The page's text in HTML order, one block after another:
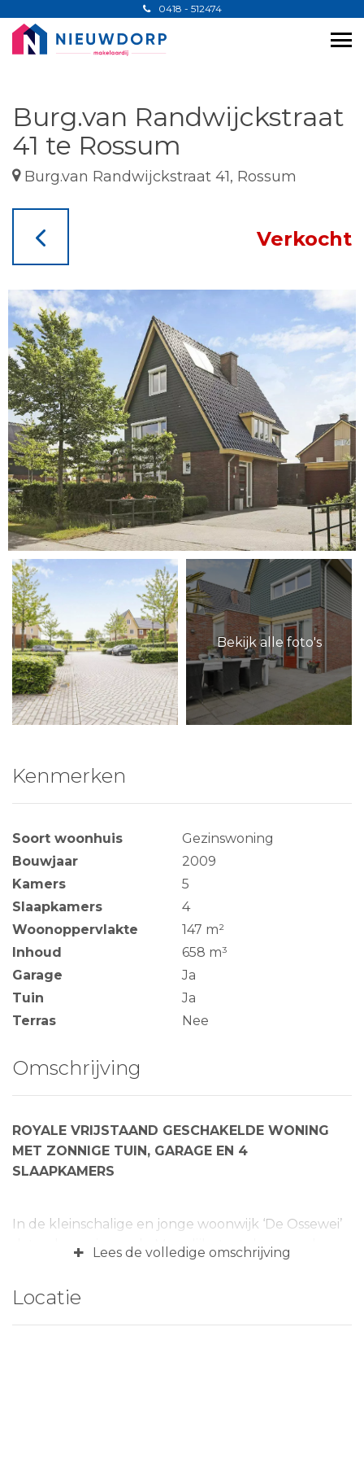
0418 - 512474
Burg.van Randwijckstraat
41 te Rossum
Burg.van Randwijckstraat 41, Rossum
Verkocht
Bekijk alle foto's
Kenmerken
Soort woonhuis
Gezinswoning
Bouwjaar
2009
Kamers
5
Slaapkamers
4
Woonoppervlakte
147 m²
Inhoud
658 m³
Garage
Ja
Tuin
Ja
Terras
Nee
Omschrijving
ROYALE VRIJSTAAND GESCHAKELDE WONING
MET ZONNIGE TUIN, GARAGE EN 4
SLAAPKAMERS
In de kleinschalige en jonge woonwijk ‘De Ossewei’
dat gelegen is aan de Maasdijk staat deze royale,
hoogwaardig afgewerkte vrijstaand geschakelde
lichte en comfortabele ruimtes! De woning is
voorzien van een aangebouwde, inpandig
+ Lees de volledige omschrijving
Locatie